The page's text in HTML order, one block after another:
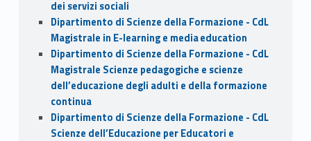
dei servizi sociali
Dipartimento di Scienze della Formazione - CdL
Magistrale in E-learning e media education
Dipartimento di Scienze della Formazione - CdL
Magistrale Scienze pedagogiche e scienze
dell’educazione degli adulti e della formazione
continua
Dipartimento di Scienze della Formazione - CdL
Scienze dell’Educazione per Educatori e